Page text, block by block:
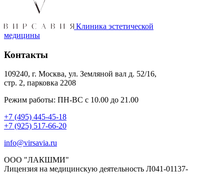
Клиника эстетической
медицины
Контакты
109240, г. Москва, ул. Земляной вал д. 52/16,
стр. 2, парковка 2208
Режим работы: ПН-ВС с 10.00 до 21.00
+7 (495) 445-45-18
+7 (925) 517-66-20
info@virsavia.ru
ООО "ЛАКШМИ"
Лицензия на медицинскую деятельность Л041-01137-